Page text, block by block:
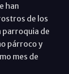
han
de los
parroquia de
párroco y
mes de